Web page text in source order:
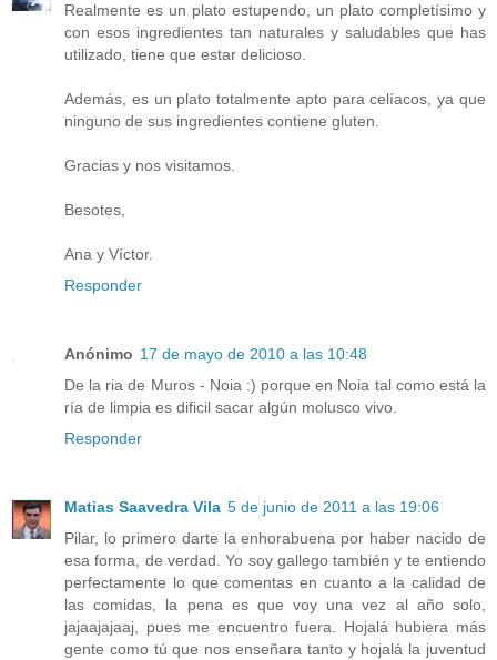
Realmente es un plato estupendo, un plato completísimo y
con esos ingredientes tan naturales y saludables que has
utilizado, tiene que estar delicioso.
Además, es un plato totalmente apto para celíacos, ya que
ninguno de sus ingredientes contiene gluten.
Gracias y nos visitamos.
Besotes,
Ana y Víctor.
Responder
Anónimo 17 de mayo de 2010 a las 10:48
De la ria de Muros - Noia :) porque en Noia tal como está la
ría de limpia es dificil sacar algún molusco vivo.
Responder
Matias Saavedra Vila 5 de junio de 2011 a las 19:06
Pilar, lo primero darte la enhorabuena por haber nacido de
esa forma, de verdad. Yo soy gallego también y te entiendo
perfectamente lo que comentas en cuanto a la calidad de
las comidas, la pena es que voy una vez al año solo,
jajaajajaaj, pues me encuentro fuera. Hojalá hubiera más
gente como tú que nos enseñara tanto y hojalá la juventud